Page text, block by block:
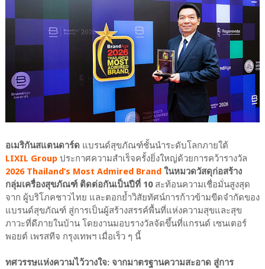
อเมริกันสแตนดาร์ดแบรนด์สุขภัณฑ์ชั้นนำระดับโลกภายใต้
LIXIL Groupประกาศความสำเร็จครั้งยิ่งใหญ่ด้วยการคว้ารางวัล
2026 Thailand’s Most Admired Brandในหมวดวัสดุก่อสร้าง
กลุ่มเครื่องสุขภัณฑ์ ติดต่อกันเป็นปีที่ 10 สะท้อนความเชื่อมั่นสูงสุด
จาก ผู้บริโภคชาวไทย และตอกย้ำวิสัยทัศน์การก้าวข้ามขีดจำกัดของ
แบรนด์สุขภัณฑ์ สู่การเป็นผู้สร้างสรรค์พื้นที่แห่งความสุขและสุข
ภาวะที่ดีภายในบ้าน โดยงานมอบรางวัลจัดขึ้นที่แกรนด์ เซนเตอร์
พอยต์ เพรสทีจ กรุงเทพฯ เมื่อเร็ว ๆ นี้
ทศวรรษแห่งความไว้วางใจ: จากมาตรฐานความสะอาด สู่การ